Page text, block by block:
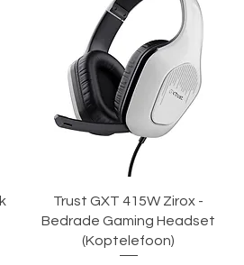
Quick View
Trust GXT 415W Zirox -
Bedrade Gaming Headset
(Koptelefoon)